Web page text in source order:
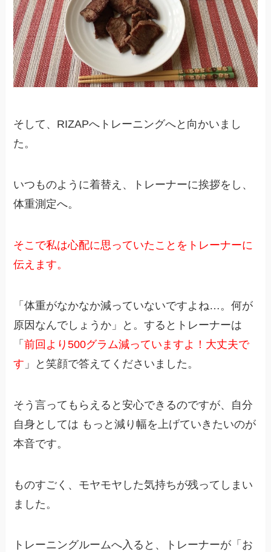
そして、RIZAPへトレーニングへと向かいまし
た。
いつものように着替え、トレーナーに挨拶をし、
体重測定へ。
そこで私は心配に思っていたことをトレーナーに
伝えます。
「体重がなかなか減っていないですよね…。何が
原因なんでしょうか」と。するとトレーナーは
「前回より500グラム減っていますよ！大丈夫で
す 」と笑顔で答えてくださいました。
そう言ってもらえると安心できるのですが、自分
自身としては もっと減り幅を上げていきたいのが
本音です。
ものすごく、モヤモヤした気持ちが残ってしまい
ました。
トレーニングルームへ入ると、トレーナーが「お